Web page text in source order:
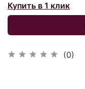
(0)
Купить в 1 клик